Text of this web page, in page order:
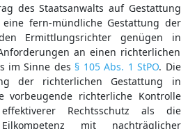
des Staatsanwalts auf Gestattung
fern-mündliche Gestattung der
Ermittlungsrichter genügen in
an einen richterlichen
im Sinne des § 105 Abs. 1 StPO. Die
der richterlichen Gestattung in
vorbeugende richterliche Kontrolle
Rechtsschutz als die
mit nachträglicher